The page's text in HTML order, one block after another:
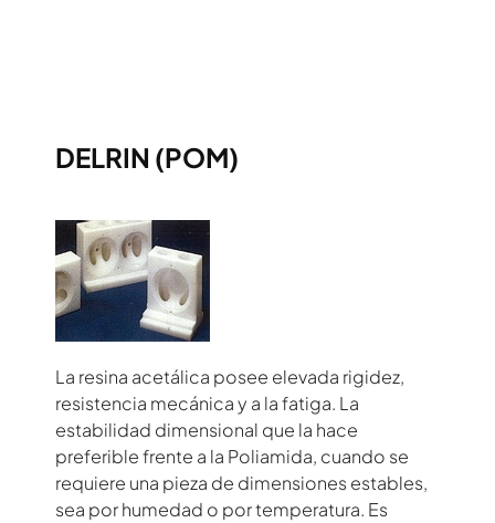
DELRIN (POM)
La resina acetálica posee elevada rigidez,
resistencia mecánica y a la fatiga. La
estabilidad dimensional que la hace
preferible frente a la Poliamida, cuando se
requiere una pieza de dimensiones estables,
sea por humedad o por temperatura. Es